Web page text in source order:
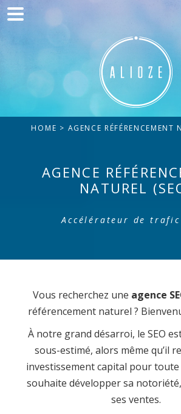
Home
Production web
Acquisition
ClientsHOME > AGENCE RÉFÉRENCEMENT
AGENCE
NATUREL
Accélérateur de
Vous recherchez une agence
référencement naturel ?
À notre grand désarroi, le SEO
sous-estimé, alors même qu’il
investissement capital pour
souhaite développer sa
ses ventes.